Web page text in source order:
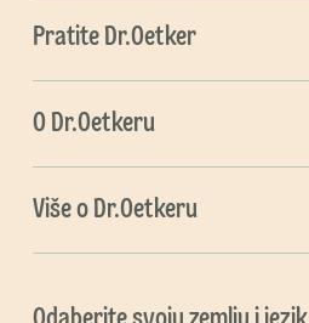
Pratite Dr.Oetker
O Dr.Oetkeru
Više o Dr.Oetkeru